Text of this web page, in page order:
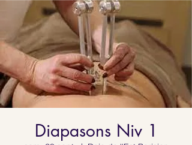
Diapasons Niv 1